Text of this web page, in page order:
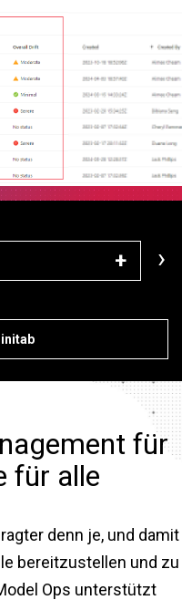
›
für
für alle
denn je, und damit
bereitzustellen und zu
Ops unterstützt